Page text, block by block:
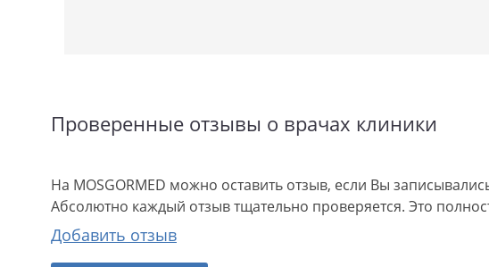
Проверенные отзывы о врачах клиники
На MOSGORMED можно оставить отзыв, если Вы
Абсолютно каждый отзыв тщательно проверяется. Это
Добавить отзыв